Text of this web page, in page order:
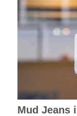
Mud Jeans